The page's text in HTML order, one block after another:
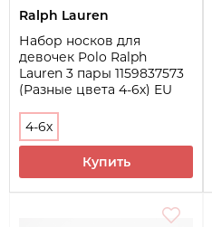
Ralph Lauren
Набор носков для
девочек Polo Ralph
Lauren 3 пары 1159837573
(Разные цвета 4-6х) EU
4-6х
Купить